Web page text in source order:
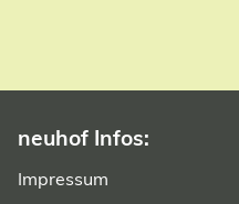
neuhof Infos:
Navigation überspringen
Impressum